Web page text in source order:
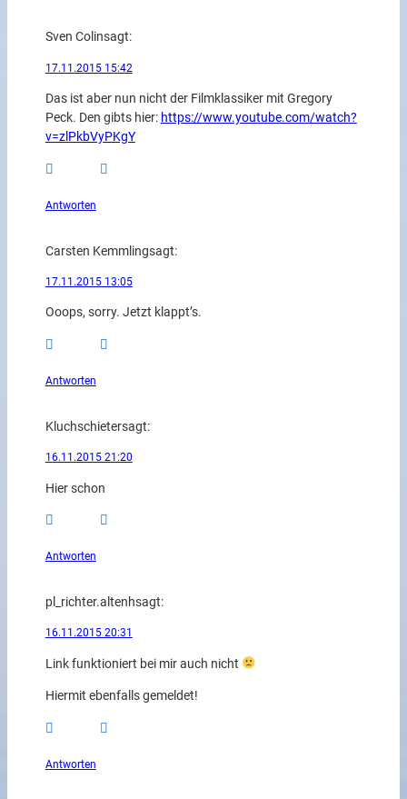
Sven Colinsagt:
17.11.2015 15:42
Das ist aber nun nicht der Filmklassiker mit Gregory
Peck. Den gibts hier: https://www.youtube.com/watch?
v=zlPkbVyPKgY
Antworten
Carsten Kemmlingsagt:
17.11.2015 13:05
Ooops, sorry. Jetzt klappt’s.
Antworten
Kluchschietersagt:
16.11.2015 21:20
Hier schon
Antworten
pl_richter.altenhsagt:
16.11.2015 20:31
Link funktioniert bei mir auch nicht
Hiermit ebenfalls gemeldet!
Antworten